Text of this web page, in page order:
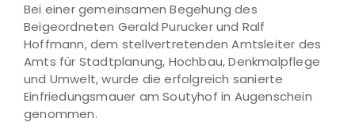
Bei einer gemeinsamen Begehung des
Beigeordneten Gerald Purucker und Ralf
Hoffmann, dem stellvertretenden Amtsleiter des
Amts für Stadtplanung, Hochbau, Denkmalpflege
und Umwelt, wurde die erfolgreich sanierte
Einfriedungsmauer am Soutyhof in Augenschein
genommen.